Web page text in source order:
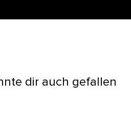
dir auch gefallen